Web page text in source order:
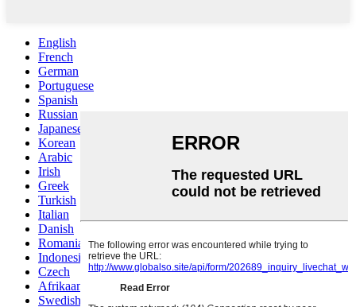
English
French
German
Portuguese
Spanish
Russian
Japanese
Korean
Arabic
Irish
Greek
Turkish
Italian
Danish
Romanian
Indonesian
Czech
Afrikaans
Swedish